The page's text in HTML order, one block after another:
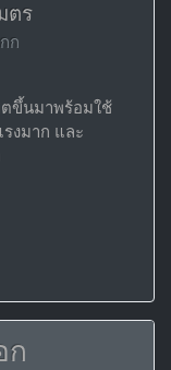
ตร
ก
ขึ้นมาพร้อมใช้
งมาก และ
ก